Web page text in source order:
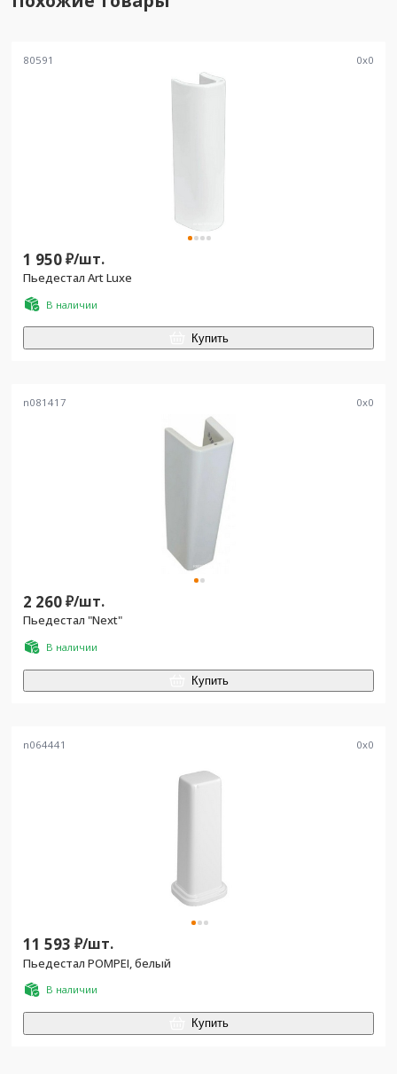
80591 0x0
1 950₽/шт.
Пьедестал Art Luxe
В наличии
Купить
n081417 0x0
2 260₽/шт.
Пьедестал "Next"
В наличии
Купить
n064441 0x0
11 593 ₽/шт.
Пьедестал POMPEI, белый
В наличии
Купить